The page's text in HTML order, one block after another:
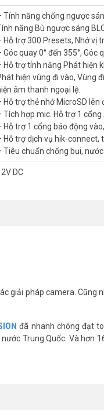
DE3/W xin vui lòng
Tính năng chống ngược
năng Bù ngược sáng
Hỗ trợ 300 Presets, Nhớ vị
Góc quay 0° đến 355°, Góc
Hỗ trợ tính năng Phát hiện
hiện vùng đi vào, Vùng
âm thanh ngoại lệ.
Hỗ trợ thẻ nhớ MicroSD lên
Tích hợp mic. Hỗ trợ 1 cổng
Hỗ trợ 1 cổng báo động
Hỗ trợ dịch vụ hik-connect,
Tiêu chuẩn chống bụi,
DC
giải pháp camera. Cũng
đã nhanh chóng đạt
Trung Quốc. Và hơn